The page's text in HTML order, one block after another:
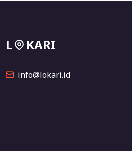
L KARI
info@lokari.id